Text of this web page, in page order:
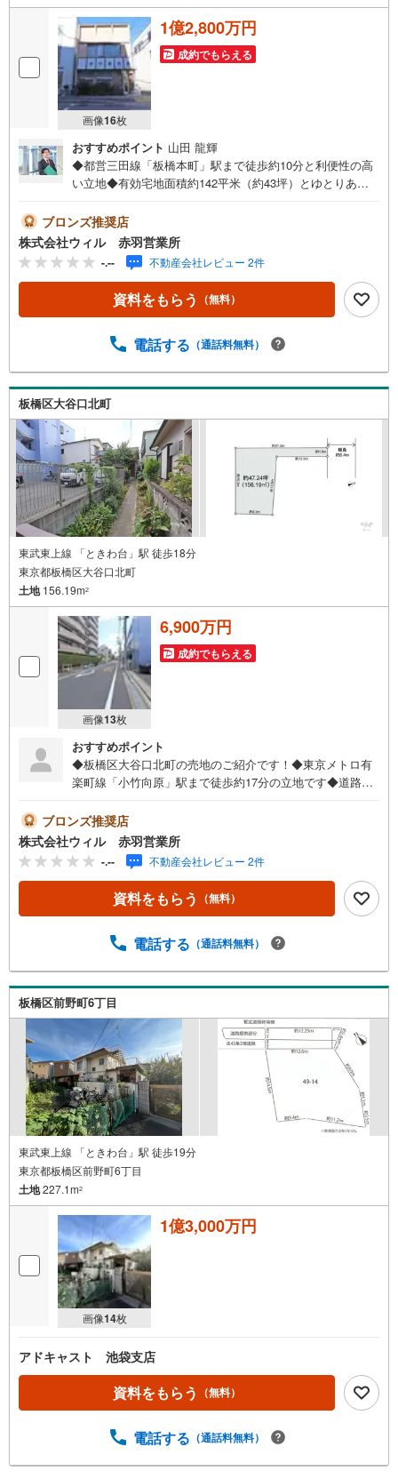
画像16枚
1億2,800万円
成約でもらえる
おすすめポイント 山田 龍輝
◆都営三田線「板橋本町」駅まで徒歩約10分と利便性の高
い立地◆有効宅地面積約142平米（約43坪）とゆとりある
は約9.3mとなっております！◆建築条件はございません！
お好きなハウスメーカー・工務店をお選びいただけます！
◆ご家族のライフプランにあったお住まいをご建築可能◆
立地と広い土地を活かした2世帯住宅や共同住宅等の建築も
ご検討可いただけます！◆「富士見台小学校」までは徒歩
約4分！子育て世帯にもおすすめの立地◆「コモディイイダ
19:00】上記時間はお電話が繋がりやすくなっております。
約ボタンよりご希望の日時をご記入いただけますとスムー
ズにご案内が可能です。～住宅ローン～諸費用込融資や築
年数の古い物件のローンも得意としており、最適な銀行を
ご提案します。～リフォーム～理想の間取り、テイストを
作り上げられます！リフォームプランナーの同行も可能で
す。
ブロンズ推奨店
株式会社ウィル 赤羽営業所
-.-- 不動産会社レビュー 2件
資料をもらう （無料）
電話する （通話料無料）
板橋区大谷口北町
東武東上線 「ときわ台」駅 徒歩18分
東京都板橋区大谷口北町
土地156.19m2
画像13枚
6,900万円
成約でもらえる
おすすめポイント
◆板橋区大谷口北町の売地のご紹介です！◆東京メトロ有
楽町線「小竹向原」駅まで徒歩約17分の立地です◆道路か
かな環境で過ごすことができます◆現在、古家があります
が、更地でのお渡しですので、解体費用が抑えられ引き渡
し後はスムーズな着工が可能です！◆経済的で環境への負
荷を減らすことができる都市ガスをご利用いただけます！
◆建ぺい率は60％、容積率は200％です！◆建築条件はご
ざいませんので、ご家族に合った間取りで、夢のマイホー
お電話が繋がりやすくなっております。お気軽にご連絡下
望の日時をご記入いただけますとスムーズにご案内が可能
です。～住宅ローン～諸費用込融資や築年数の古い物件の
ローンも得意としており、最適な銀行をご提案します。～
リフォーム～理想の間取り、テイストを作り上げられま
す！リフォームプランナーの同行も可能です。
ブロンズ推奨店
株式会社ウィル 赤羽営業所
-.-- 不動産会社レビュー 2件
資料をもらう （無料）
電話する （通話料無料）
板橋区前野町6丁目
東武東上線 「ときわ台」駅 徒歩19分
東京都板橋区前野町6丁目
土地227.1m2
画像14枚
1億3,000万円
アドキャスト 池袋支店
資料をもらう （無料）
電話する （通話料無料）